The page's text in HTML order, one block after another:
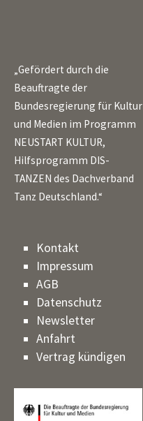
„Gefördert durch die
Beauftragte der
Bundesregierung für Kultur
und Medien im Programm
NEUSTART KULTUR,
Hilfsprogramm DIS-
TANZEN des Dachverband
Tanz Deutschland.“
Kontakt
Impressum
AGB
Datenschutz
Newsletter
Anfahrt
Vertrag kündigen